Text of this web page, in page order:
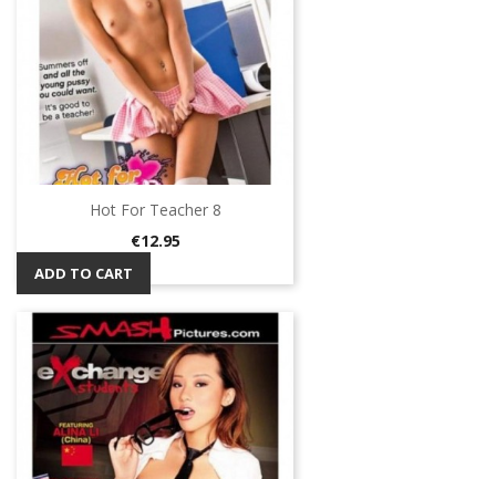
Hot For Teacher 8
Price
€12.95
ADD TO CART